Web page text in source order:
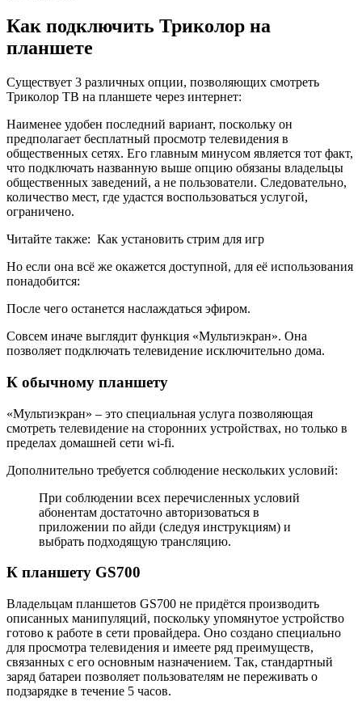
Как подключить Триколор на
планшете
Существует 3 различных опции, позволяющих смотреть
Триколор ТВ на планшете через интернет:
Наименее удобен последний вариант, поскольку он
предполагает бесплатный просмотр телевидения в
общественных сетях. Его главным минусом является тот факт,
что подключать названную выше опцию обязаны владельцы
общественных заведений, а не пользователи. Следовательно,
количество мест, где удастся воспользоваться услугой,
ограничено.
Читайте также: Как установить стрим для игр
Но если она всё же окажется доступной, для её использования
понадобится:
После чего останется наслаждаться эфиром.
Совсем иначе выглядит функция «Мультиэкран». Она
позволяет подключать телевидение исключительно дома.
К обычному планшету
«Мультиэкран» – это специальная услуга позволяющая
смотреть телевидение на сторонних устройствах, но только в
пределах домашней сети wi-fi.
Дополнительно требуется соблюдение нескольких условий:
При соблюдении всех перечисленных условий
абонентам достаточно авторизоваться в
приложении по айди (следуя инструкциям) и
выбрать подходящую трансляцию.
К планшету GS700
Владельцам планшетов GS700 не придётся производить
описанных манипуляций, поскольку упомянутое устройство
готово к работе в сети провайдера. Оно создано специально
для просмотра телевидения и имеете ряд преимуществ,
связанных с его основным назначением. Так, стандартный
заряд батареи позволяет пользователям не переживать о
подзарядке в течение 5 часов.